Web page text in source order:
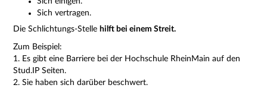
Sich vertragen.
Die Schlichtungs-Stelle hilft bei einem Streit.
Zum Beispiel:
1. Es gibt eine Barriere bei der Hochschule RheinMain auf den
Stud.IP Seiten.
2. Sie haben sich darüber beschwert.